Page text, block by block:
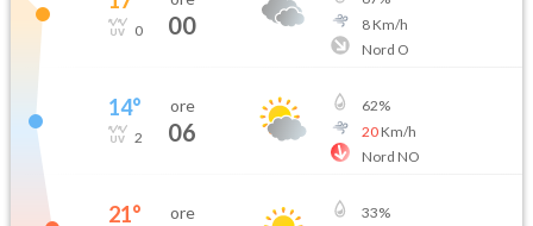
0 00
8Km/h
Nord O
14°
2
ore
06
62%
20Km/h
Nord NO
21° ore 33%